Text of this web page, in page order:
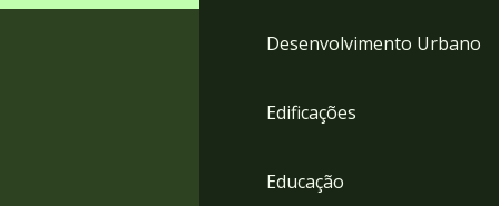
para
Desenvolvimento Urbano
Edificações
Educação